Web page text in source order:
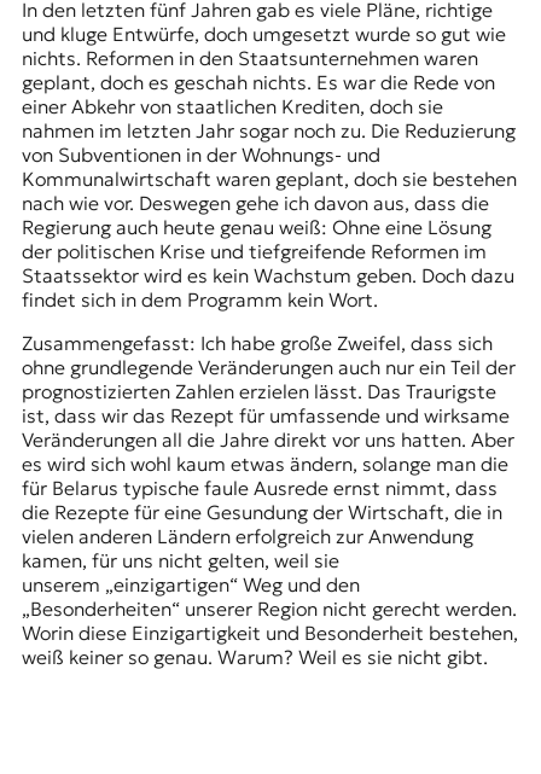
In den letzten fünf Jahren gab es viele Pläne, richtige
und kluge Entwürfe, doch umgesetzt wurde so gut wie
nichts. Reformen in den Staatsunternehmen waren
geplant, doch es geschah nichts. Es war die Rede von
einer Abkehr von staatlichen Krediten, doch sie
nahmen im letzten Jahr sogar noch zu. Die Reduzierung
von Subventionen in der Wohnungs- und
Kommunalwirtschaft waren geplant, doch sie bestehen
nach wie vor. Deswegen gehe ich davon aus, dass die
Regierung auch heute genau weiß: Ohne eine Lösung
der politischen Krise und tiefgreifende Reformen im
Staatssektor wird es kein Wachstum geben. Doch dazu
findet sich in dem Programm kein Wort.
Zusammengefasst: Ich habe große Zweifel, dass sich
ohne grundlegende Veränderungen auch nur ein Teil der
prognostizierten Zahlen erzielen lässt. Das Traurigste
ist, dass wir das Rezept für umfassende und wirksame
Veränderungen all die Jahre direkt vor uns hatten. Aber
es wird sich wohl kaum etwas ändern, solange man die
für Belarus typische faule Ausrede ernst nimmt, dass
die Rezepte für eine Gesundung der Wirtschaft, die in
vielen anderen Ländern erfolgreich zur Anwendung
kamen, für uns nicht gelten, weil sie
unserem „einzigartigen“ Weg und den
„Besonderheiten“ unserer Region nicht gerecht werden.
Worin diese Einzigartigkeit und Besonderheit bestehen,
weiß keiner so genau. Warum? Weil es sie nicht gibt.